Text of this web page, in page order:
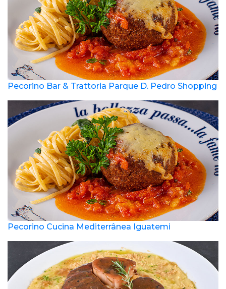
Pecorino Bar & Trattoria Parque D. Pedro Shopping
Pecorino Cucina Mediterrânea Iguatemi